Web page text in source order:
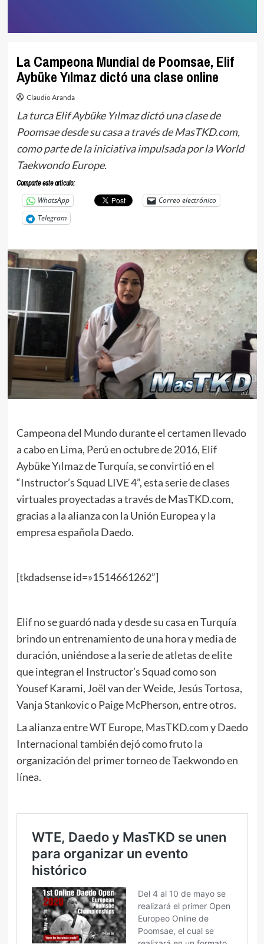
La Campeona Mundial de Poomsae, Elif
Aybüke Yılmaz dictó una clase online
Claudio Aranda
La turca Elif Aybüke Yılmaz dictó una clase de
Poomsae desde su casa a través de MasTKD.com,
como parte de la iniciativa impulsada por la World
Taekwondo Europe.
Comparte este articulo:
WhatsApp
Correo electrónico
Telegram
Campeona del Mundo durante el certamen llevado
a cabo en Lima, Perú en octubre de 2016, Elif
Aybüke Yılmaz de Turquía, se convirtió en el
“Instructor’s Squad LIVE 4”, esta serie de clases
virtuales proyectadas a través de MasTKD.com,
gracias a la alianza con la Unión Europea y la
empresa española Daedo.
[tkdadsense id=»1514661262”]
Elif no se guardó nada y desde su casa en Turquía
brindo un entrenamiento de una hora y media de
duración, uniéndose a la serie de atletas de elite
que integran el Instructor’s Squad como son
Yousef Karami, Joël van der Weide, Jesús Tortosa,
Vanja Stankovic o Paige McPherson, entre otros.
La alianza entre WT Europe, MasTKD.com y Daedo
Internacional también dejó como fruto la
organización del primer torneo de Taekwondo en
línea.